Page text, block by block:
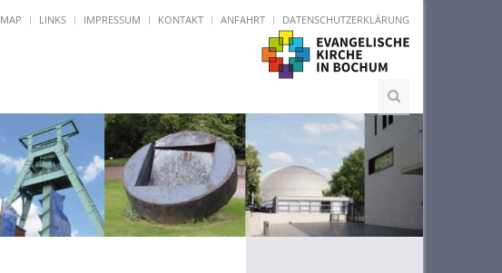
LINKS IMPRESSUM KONTAKT ANFAHRT DATENSCHUTZERKLÄRUNG